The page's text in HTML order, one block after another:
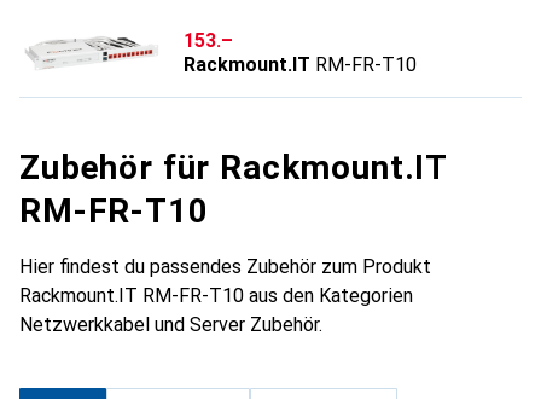
CHF
153.–
Rackmount.IT RM-FR-T10
Zubehör für Rackmount.IT
RM-FR-T10
Hier findest du passendes Zubehör zum Produkt
Rackmount.IT RM-FR-T10 aus den Kategorien
Netzwerkkabel und Server Zubehör.